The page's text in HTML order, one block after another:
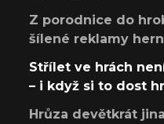
Z porodnice do
šílené reklamy
Střílet ve hrách
– i když si to dost
Hrůza devětkrát